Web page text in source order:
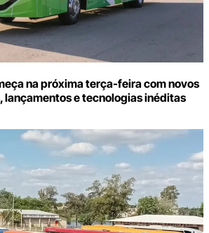
na próxima terça-feira com novos
lançamentos e tecnologias inéditas